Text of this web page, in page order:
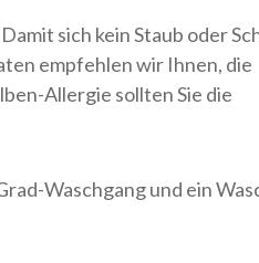
sich kein Staub oder
empfehlen wir Ihnen, die
Allergie sollten Sie die
Waschgang und ein